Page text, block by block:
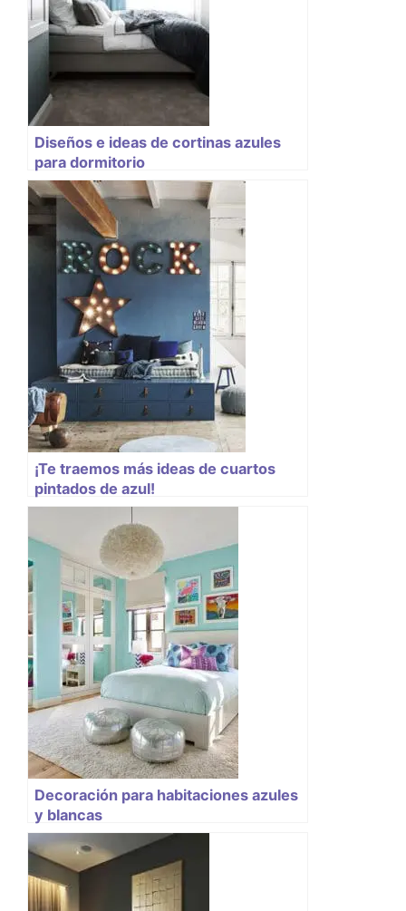
Diseños e ideas de cortinas azules
para dormitorio
¡Te traemos más ideas de cuartos
pintados de azul!
Decoración para habitaciones azules
y blancas